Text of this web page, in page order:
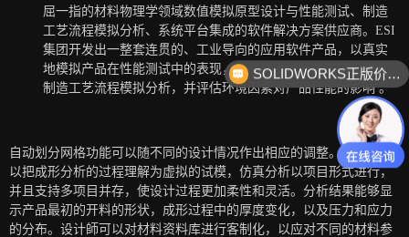
屈一指的材料物理学领域数值模拟原型设计与性能测试、制造
工艺流程模拟分析、系统平台集成的软件解决方案供应商。ESI
集团开发出一整套连贯的、工业导向的应用软件产品，以真实
地模拟产品在性能测试中的表现，依照产品性能要求同步进行
制造工艺流程模拟分析，并评估环境因素对产品性能的影响 。
自动划分网格功能可以随不同的设计情况作出相应的调整。设计師可
以把成形分析的过程理解为虚拟的试模，仿真分析以项目形式进行，
并且支持多项目并存，使设计过程更加柔性和灵活。分析结果能够显
示产品最初的开料的形状，成形过程中的厚度变化，以及压力和应力
的分布。设计師可以对材料资料库进行客制化，以应对不同的材料参
SOLIDWORKS正版价格？